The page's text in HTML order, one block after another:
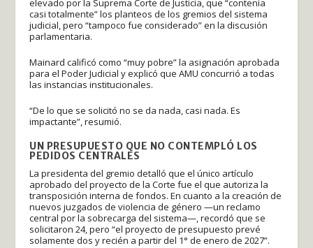
elevado por la Suprema Corte de Justicia, que “contenía
casi totalmente” los planteos de los gremios del sistema
judicial, pero “tampoco fue considerado” en la discusión
parlamentaria.
Mainard calificó como “muy pobre” la asignación aprobada
para el Poder Judicial y explicó que AMU concurrió a todas
las instancias institucionales.
“De lo que se solicitó no se da nada, casi nada. Es
impactante”, resumió.
UN PRESUPUESTO QUE NO CONTEMPLÓ LOS
PEDIDOS CENTRALES
La presidenta del gremio detalló que el único artículo
aprobado del proyecto de la Corte fue el que autoriza la
transposición interna de fondos. En cuanto a la creación de
nuevos juzgados de violencia de género —un reclamo
central por la sobrecarga del sistema—, recordó que se
solicitaron 24, pero “el proyecto de presupuesto prevé
solamente dos y recién a partir del 1° de enero de 2027”.